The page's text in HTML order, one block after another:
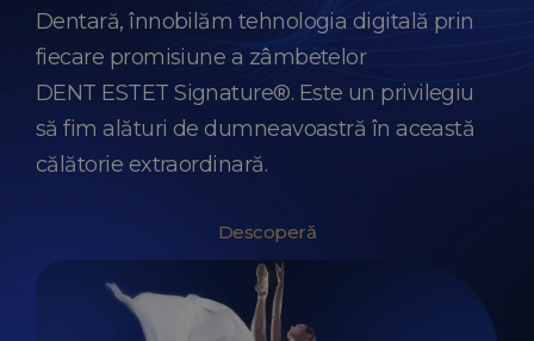
Dentară, înnobilăm tehnologia digitală prin
fiecare promisiune a zâmbetelor
DENT ESTET Signature®. Este un privilegiu
să fim alături de dumneavoastră în această
călătorie extraordinară.
Descoperă